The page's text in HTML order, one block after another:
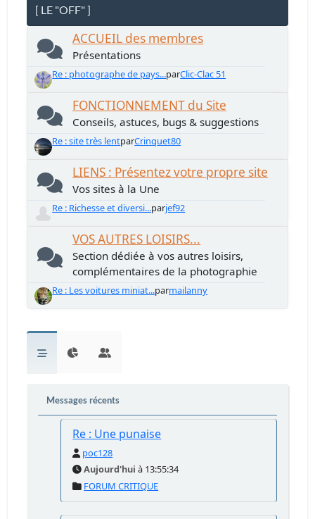
[ LE "OFF" ]
ACCUEIL des membres
Présentations
Re : photographe de pays...parClic-Clac 51
FONCTIONNEMENT du Site
Conseils, astuces, bugs & suggestions
Re : site très lentparCrinquet80
LIENS : Présentez votre propre site
Vos sites à la Une
Re : Richesse et diversi...parjef92
VOS AUTRES LOISIRS...
Section dédiée à vos autres loisirs,
complémentaires de la photographie
Re : Les voitures miniat...parmailanny
Messages récents
Re : Une punaise
poc128
Aujourd'hui à 13:55:34
FORUM CRITIQUE